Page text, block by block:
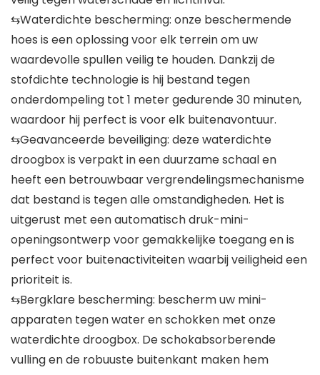
⇆Waterdichte bescherming: onze beschermende
hoes is een oplossing voor elk terrein om uw
waardevolle spullen veilig te houden. Dankzij de
stofdichte technologie is hij bestand tegen
onderdompeling tot 1 meter gedurende 30 minuten,
waardoor hij perfect is voor elk buitenavontuur.
⇆Geavanceerde beveiliging: deze waterdichte
droogbox is verpakt in een duurzame schaal en
heeft een betrouwbaar vergrendelingsmechanisme
dat bestand is tegen alle omstandigheden. Het is
uitgerust met een automatisch druk-mini-
openingsontwerp voor gemakkelijke toegang en is
perfect voor buitenactiviteiten waarbij veiligheid een
prioriteit is.
⇆Bergklare bescherming: bescherm uw mini-
apparaten tegen water en schokken met onze
waterdichte droogbox. De schokabsorberende
vulling en de robuuste buitenkant maken hem